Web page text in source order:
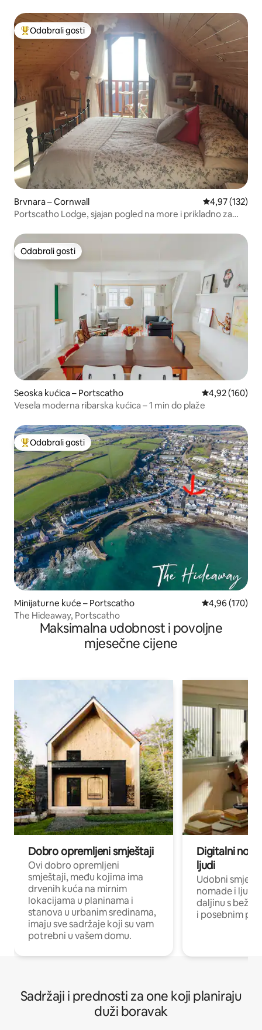
Među najviše rangiranima s oznakom „Odabrali gosti”
Odabrali gosti
Brvnara – Cornwall Prosječna
4,97 (132)
Portscatho Lodge, sjajan pogled na more i prikladno za
Odabrali gosti
Odabrali gosti
Seoska kućica – Portscatho Prosječna
4,92 (160)
Vesela moderna ribarska kućica – 1 min do plaže
Među najviše rangiranima s oznakom „Odabrali gosti”
Odabrali gosti
Minijaturne kuće – Portscatho Prosječna
4,96 (170)
The Hideaway, Portscatho
Maksimalna udobnost i povoljne
mjesečne cijene
Dobro opremljeni smještaji
Ovi dobro opremljeni
smještaji, među kojima ima
drvenih kuća na mirnim
lokacijama u planinama i
stanova u urbanim sredinama,
imaju sve sadržaje koji su vam
potrebni u vašem domu.
Digitalni
ljudi
Udobni
nomade i ljude
daljinu s
i posebnim
Sadržaji i prednosti za one koji planiraju
duži boravak